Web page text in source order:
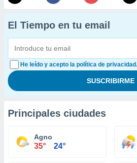
El Tiempo en tu email
He leído y acepto la política de privacidad.
Principales ciudades
Agno
35° 24°